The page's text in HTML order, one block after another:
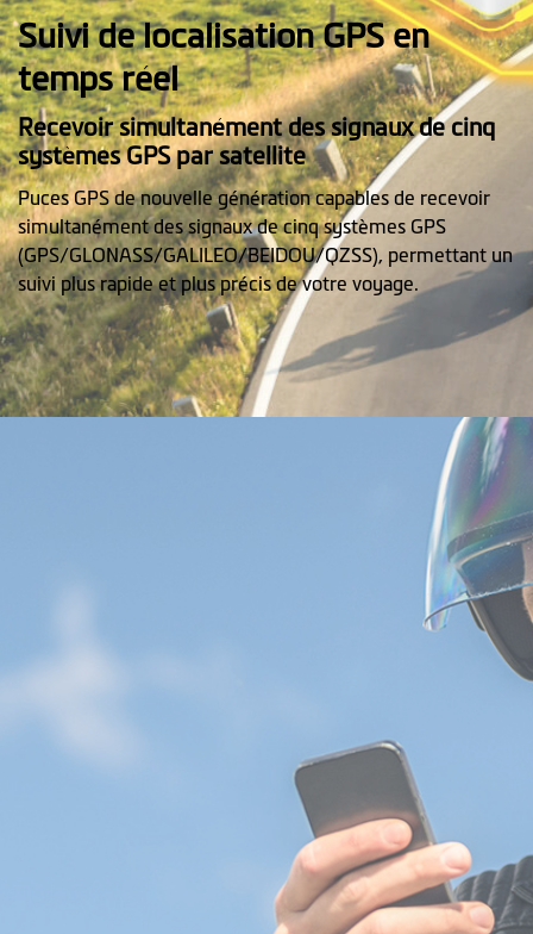
Suivi de localisation GPS en
temps réel
Recevoir simultanément des signaux de cinq
systèmes GPS par satellite
Puces GPS de nouvelle génération capables de recevoir
simultanément des signaux de cinq systèmes GPS
(GPS/GLONASS/GALILEO/BEIDOU/QZSS), permettant un
suivi plus rapide et plus précis de votre voyage.